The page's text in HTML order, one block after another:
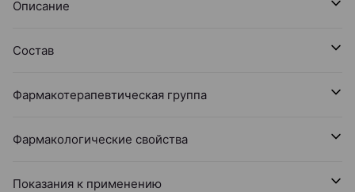
Описание
Состав
Фармакотерапевтическая группа
Фармакологические свойства
Показания к применению